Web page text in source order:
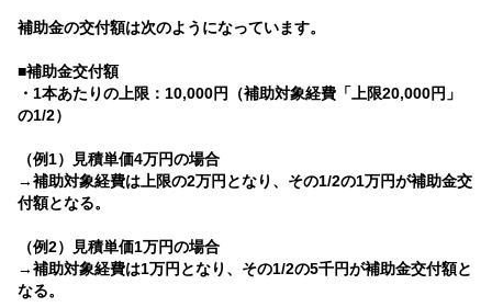
補助金の交付額は次のようになっています。
■補助金交付額
・1本あたりの上限：10,000円（補助対象経費「上限20,000円」
の1/2）
（例1）見積単価4万円の場合
→補助対象経費は上限の2万円となり、その1/2の1万円が補助金交
付額となる。
（例2）見積単価1万円の場合
→補助対象経費は1万円となり、その1/2の5千円が補助金交付額と
なる。